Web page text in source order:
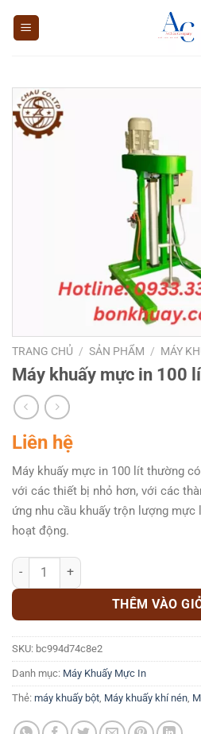
TRANG CHỦ / SẢN PHẨM / MÁY
Máy khuấy mực in 100
Liên hệ
Máy khuấy mực in 100 lít thường
với các thiết bị nhỏ hơn, với các
ứng nhu cầu khuấy trộn lượng mực
hoạt động.
Máy khuấy mực in 100 lít số lượng
THÊM VÀO
SKU: bc994d74c8e2
Danh mục: Máy Khuấy Mực In
Thẻ: máy khuấy bột, Máy khuấy khí nén,